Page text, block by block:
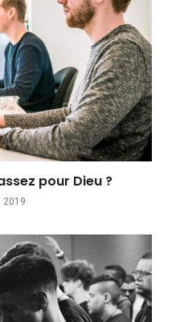
pour Dieu ?
2019